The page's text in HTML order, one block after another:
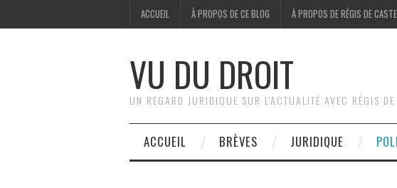
ACCUEIL À PROPOS DE CE BLOG À PROPOS DE RÉGIS DE
VU DU DROIT
UN REGARD JURIDIQUE SUR L'ACTUALITÉ AVEC RÉGIS DE
ACCUEIL BRÈVES JURIDIQUE